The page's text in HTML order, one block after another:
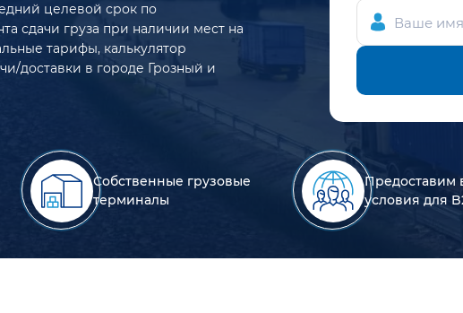
целевой срок по
сдачи груза при наличии мест на
тарифы, калькулятор
доставки в городе Грозный и
Ваше имя
Собственные грузовые
терминалы
Предоставим
условия для